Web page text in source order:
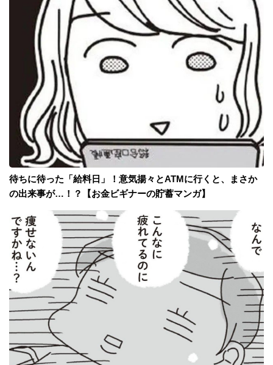
待ちに待った「給料日」！意気揚々とATMに行くと、まさか
の出来事が…！？【お金ビギナーの貯蓄マンガ】